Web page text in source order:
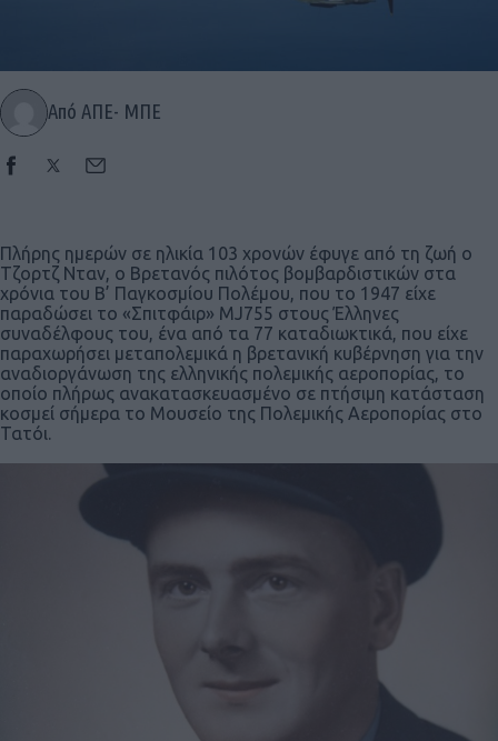
Από ΑΠΕ- ΜΠΕ
Πλήρης ημερών σε ηλικία 103 χρονών έφυγε από τη ζωή ο
Τζορτζ Νταν, ο Βρετανός πιλότος βομβαρδιστικών στα
χρόνια του Β’ Παγκοσμίου Πολέμου, που το 1947 είχε
παραδώσει το «Σπιτφάιρ» MJ755 στους Έλληνες
συναδέλφους του, ένα από τα 77 καταδιωκτικά, που είχε
παραχωρήσει μεταπολεμικά η βρετανική κυβέρνηση για την
αναδιοργάνωση της ελληνικής πολεμικής αεροπορίας, το
οποίο πλήρως ανακατασκευασμένο σε πτήσιμη κατάσταση
κοσμεί σήμερα το Μουσείο της Πολεμικής Αεροπορίας στο
Τατόι.